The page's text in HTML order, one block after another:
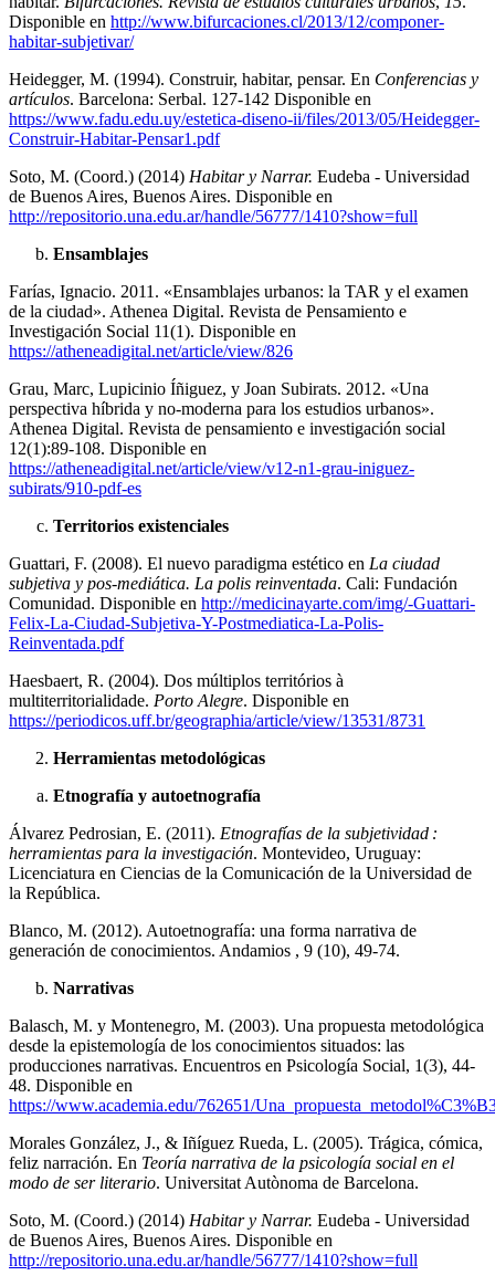
Disponible en http://www.bifurcaciones.cl/2013/12/componer-
habitar-subjetivar/
Heidegger, M. (1994). Construir, habitar, pensar. En Conferencias y
artículos. Barcelona: Serbal. 127-142 Disponible en
https://www.fadu.edu.uy/estetica-diseno-ii/files/2013/05/Heidegger-
Construir-Habitar-Pensar1.pdf
Soto, M. (Coord.) (2014) Habitar y Narrar. Eudeba - Universidad
de Buenos Aires, Buenos Aires. Disponible en
http://repositorio.una.edu.ar/handle/56777/1410?show=full
Ensamblajes
Farías, Ignacio. 2011. «Ensamblajes urbanos: la TAR y el examen
de la ciudad». Athenea Digital. Revista de Pensamiento e
Investigación Social 11(1). Disponible en
https://atheneadigital.net/article/view/826
Grau, Marc, Lupicinio Íñiguez, y Joan Subirats. 2012. «Una
perspectiva híbrida y no-moderna para los estudios urbanos».
Athenea Digital. Revista de pensamiento e investigación social
12(1):89-108. Disponible en
https://atheneadigital.net/article/view/v12-n1-grau-iniguez-
subirats/910-pdf-es
Territorios existenciales
Guattari, F. (2008). El nuevo paradigma estético en La ciudad
subjetiva y pos-mediática. La polis reinventada. Cali: Fundación
Comunidad. Disponible en http://medicinayarte.com/img/-Guattari-
Felix-La-Ciudad-Subjetiva-Y-Postmediatica-La-Polis-
Reinventada.pdf
Haesbaert, R. (2004). Dos múltiplos territórios à
multiterritorialidade. Porto Alegre. Disponible en
https://periodicos.uff.br/geographia/article/view/13531/8731
Herramientas metodológicas
Etnografía y autoetnografía
Álvarez Pedrosian, E. (2011). Etnografías de la subjetividad :
herramientas para la investigación. Montevideo, Uruguay:
Licenciatura en Ciencias de la Comunicación de la Universidad de
la República.
Blanco, M. (2012). Autoetnografía: una forma narrativa de
generación de conocimientos. Andamios , 9 (10), 49-74.
Narrativas
Balasch, M. y Montenegro, M. (2003). Una propuesta metodológica
desde la epistemología de los conocimientos situados: las
producciones narrativas. Encuentros en Psicología Social, 1(3), 44-
48. Disponible en
https://www.academia.edu/762651/
Morales González, J., & Iñíguez Rueda, L. (2005). Trágica, cómica,
feliz narración. En Teoría narrativa de la psicología social en el
modo de ser literario. Universitat Autònoma de Barcelona.
Soto, M. (Coord.) (2014) Habitar y Narrar. Eudeba - Universidad
de Buenos Aires, Buenos Aires. Disponible en
http://repositorio.una.edu.ar/handle/56777/1410?show=full